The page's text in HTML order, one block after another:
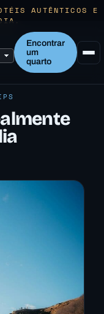
AUTÊNTICOS E
Encontrar
um
quarto